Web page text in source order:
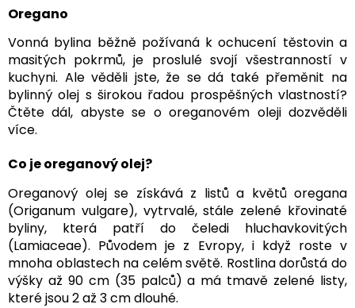
Oregano
Vonná bylina běžně požívaná k ochucení těstovin a
masitých pokrmů, je proslulé svojí všestranností v
kuchyni. Ale věděli jste, že se dá také přeměnit na
bylinný olej s širokou řadou prospěšných vlastností?
Čtěte dál, abyste se o oreganovém oleji dozvěděli
více.
Co je oreganový olej?
Oreganový olej se získává z listů a květů oregana
(Origanum vulgare), vytrvalé, stále zelené křovinaté
byliny, která patří do čeledi hluchavkovitých
(Lamiaceae). Původem je z Evropy, i když roste v
mnoha oblastech na celém světě. Rostlina dorůstá do
výšky až 90 cm (35 palců) a má tmavě zelené listy,
které jsou 2 až 3 cm dlouhé.